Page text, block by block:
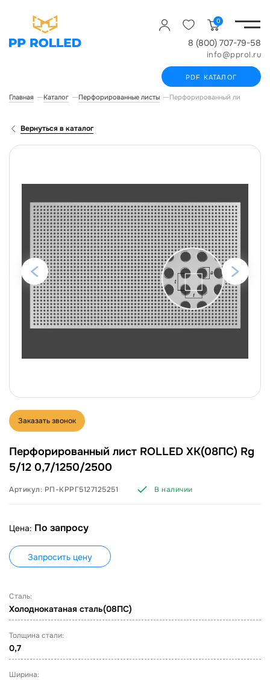
0
8 (800) 707-79-58
info@pprol.ru
PDF КАТАЛОГ
Главная Каталог Перфорированные листы Перфорированный лист
Вернуться в каталог
Заказать звонок
Перфорированный лист ROLLED ХК(08ПС) Rg
5/12 0,7/1250/2500
Артикул: РП-КРРГ5127125251 В наличии
Цена: По запросу
Запросить цену
Сталь:
Холоднокатаная сталь(08ПС)
Толщина стали:
0,7
Ширина: